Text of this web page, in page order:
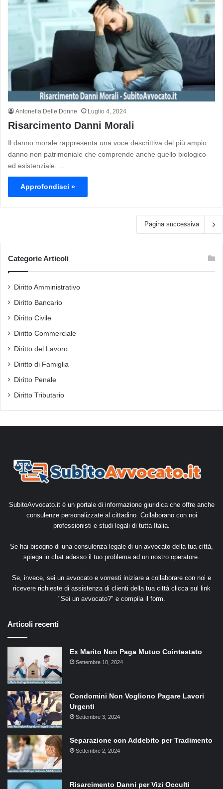
Antonella Delle Donne Luglio 4, 2024
Risarcimento Danni Morali
Il danno morale rappresenta una voce descrittiva del più ampio
danno non patrimoniale che comprende anche quello biologico
ed esistenziale.…
Approfondisci »
Pagina successiva
Categorie Articoli
Diritto Amministrativo
Diritto Bancario
Diritto Civile
Diritto Commerciale
Diritto del Lavoro
Diritto di Famiglia
Diritto Penale
Diritto Tributario
SubitoAvvocato.it è un portale di informazione giuridica che offre anche
consulenze personalizzate al cittadino. Collaborano con noi
professionisti e studi legali di tutta Italia.
Se hai bisogno di una consulenza legale di un avvocato della tua città,
spiega in chat adesso il tuo problema ad un nostro operatore.
Se, invece, sei un avvocato e vorresti iniziare a collaborare con noi e
ricevere richieste di assistenza di clienti della tua città clicca sul link
"Sei un avvocato?" e compila il form.
Articoli recenti
Ex Marito Non Paga Mutuo Cointestato
Settembre 10, 2024
Condomini Non Vogliono Pagare Lavori
Urgenti
Settembre 3, 2024
Separazione con Addebito per Tradimento
Settembre 2, 2024
Risarcimento Danni per Vizi Occulti